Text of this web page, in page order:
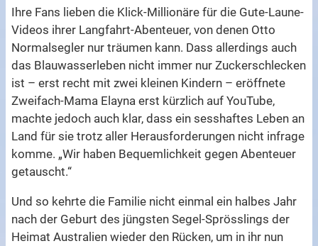
Ihre Fans lieben die Klick-Millionäre für die Gute-Laune-
Videos ihrer Langfahrt-Abenteuer, von denen Otto
Normalsegler nur träumen kann. Dass allerdings auch
das Blauwasserleben nicht immer nur Zuckerschlecken
ist – erst recht mit zwei kleinen Kindern – eröffnete
Zweifach-Mama Elayna erst kürzlich auf YouTube,
machte jedoch auch klar, dass ein sesshaftes Leben an
Land für sie trotz aller Herausforderungen nicht infrage
komme. „Wir haben Bequemlichkeit gegen Abenteuer
getauscht.“
Und so kehrte die Familie nicht einmal ein halbes Jahr
nach der Geburt des jüngsten Segel-Sprösslings der
Heimat Australien wieder den Rücken, um in ihr nun